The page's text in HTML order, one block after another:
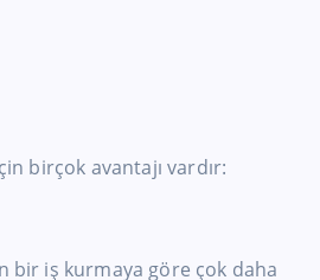
birçok avantajı vardır:
bir iş kurmaya göre çok daha